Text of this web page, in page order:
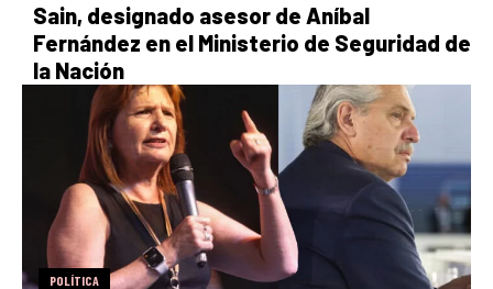
Sain, designado asesor de Aníbal
Fernández en el Ministerio de Seguridad de
la Nación
POLÍTICA